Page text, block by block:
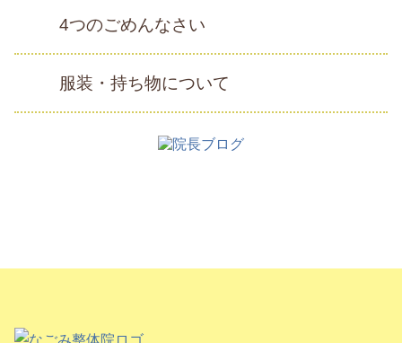
4つのごめんなさい
服装・持ち物について